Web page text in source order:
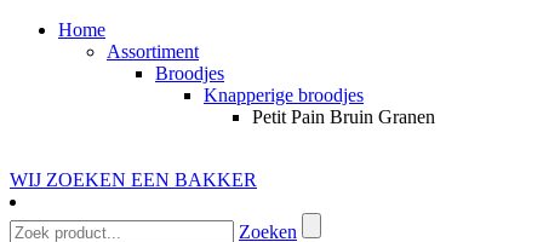
Home
Assortiment
Broodjes
Knapperige broodjes
Petit Pain Bruin Granen
WIJ ZOEKEN EEN BAKKER
Zoeken